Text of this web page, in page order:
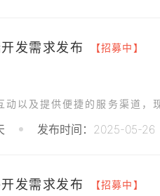
发需求发布 【招募中】
发布时间：2025-05-26
发需求发布 【招募中】